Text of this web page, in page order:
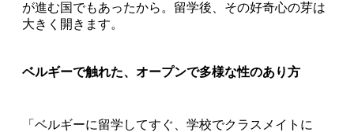
が進む国でもあったから。留学後、その好奇心の芽は
大きく開きます。
ベルギーで触れた、オープンで多様な性のあり方
「ベルギーに留学してすぐ、学校でクラスメイトに